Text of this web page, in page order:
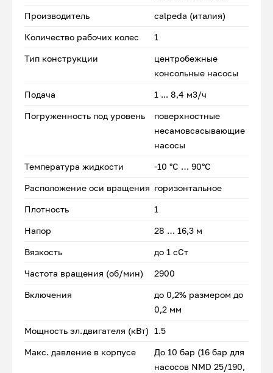
Производитель calpeda (италия)
Количество рабочих колес 1
Тип конструкции
центробежные
консольные насосы
Подача 1 ... 8,4 м3/ч
Погруженность под уровень
поверхностные
несамовсасывающие
насосы
Температура жидкости -10 °C … 90°C
Расположение оси вращения горизонтальное
Плотность 1
Напор 28 … 16,3 м
Вязкость до 1 сСт
Частота вращения (об/мин) 2900
Включения
до 0,2% размером до
0,2 мм
Мощность эл.двигателя (кВт) 1.5
Макс. давление в корпусе
До 10 бар (16 бар для
насосов NMD 25/190,